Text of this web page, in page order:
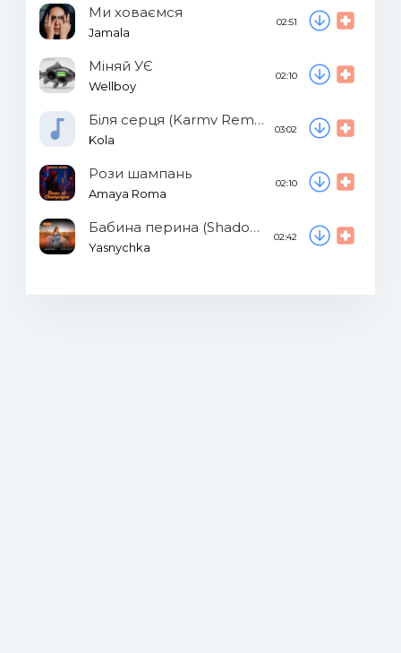
Ми ховаємся
Jamala
02:51
Міняй УЄ
Wellboy
02:10
Біля серця (Karmv Remix)
Kola
03:02
Рози шампань
Amaya Roma
02:10
Бабина перина (Shadow UA Remix)
Yasnychka
02:42